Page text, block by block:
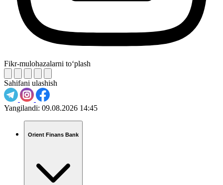
Fikr-mulohazalarni to‘plash
Sahifani ulashish
Yangilandi: 09.08.2026 14:45
Orient Finans Bank